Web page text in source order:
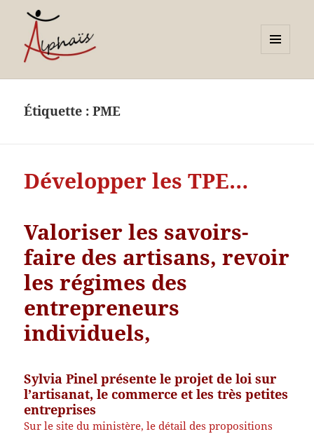
compétences et
WIDGETS
Étiquette :PME
Développer les TPE…
Valoriser les savoirs-
faire des artisans, revoir
les régimes des
entrepreneurs
individuels,
Sylvia Pinel présente le projet de loi sur
l’artisanat, le commerce et les très petites
entreprises
Sur le site du ministère, le détail des propositions